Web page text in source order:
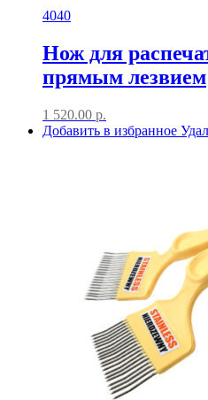
4040
Нож для
прямым лезвием
1 520.00 р.
Добавить в избранное